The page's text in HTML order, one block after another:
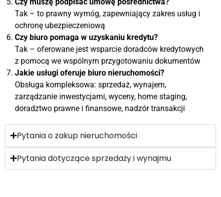
Tak – to prawny wymóg, zapewniający zakres usług i
ochronę ubezpieczeniową
Czy biuro pomaga w uzyskaniu kredytu?
Tak – oferowane jest wsparcie doradców kredytowych
z pomocą we wspólnym przygotowaniu dokumentów
Jakie usługi oferuje biuro nieruchomości?
Obsługa kompleksowa: sprzedaż, wynajem,
zarządzanie inwestycjami, wyceny, home staging,
doradztwo prawne i finansowe, nadzór transakcji
Pytania o zakup nieruchomości
Pytania dotyczące sprzedaży i wynajmu